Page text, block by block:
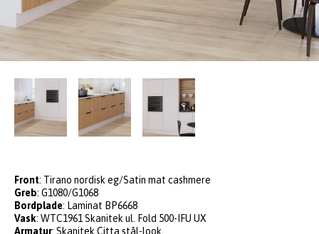
Front: Tirano nordisk eg/Satin mat cashmere
Greb: G1080/G1068
Bordplade: Laminat BP6668
Vask: WTC1961 Skanitek ul. Fold 500-IFU UX
Armatur: Skanitek Citta stål-look